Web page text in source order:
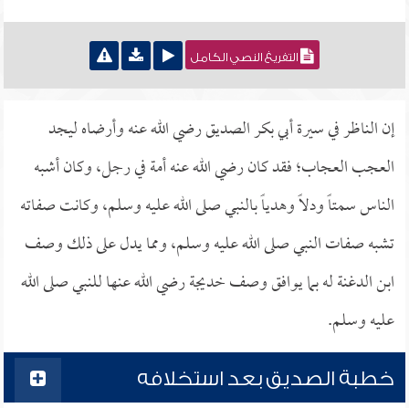
التفريغ النصي الكامل
إن الناظر في سيرة أبي بكر الصديق رضي الله عنه وأرضاه ليجد
العجب العجاب؛ فقد كان رضي الله عنه أمة في رجل، وكان أشبه
الناس سمتاً ودلاً وهدياً بالنبي صلى الله عليه وسلم، وكانت صفاته
تشبه صفات النبي صلى الله عليه وسلم، ومما يدل على ذلك وصف
ابن الدغنة له بما يوافق وصف خديجة رضي الله عنها للنبي صلى الله
عليه وسلم.
خطبة الصديق بعد استخلافه